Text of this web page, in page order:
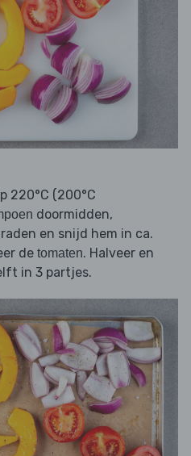
220°C (200°C
doormidden,
en snijd hem in ca.
de tomaten. Halveer en
in 3 partjes.